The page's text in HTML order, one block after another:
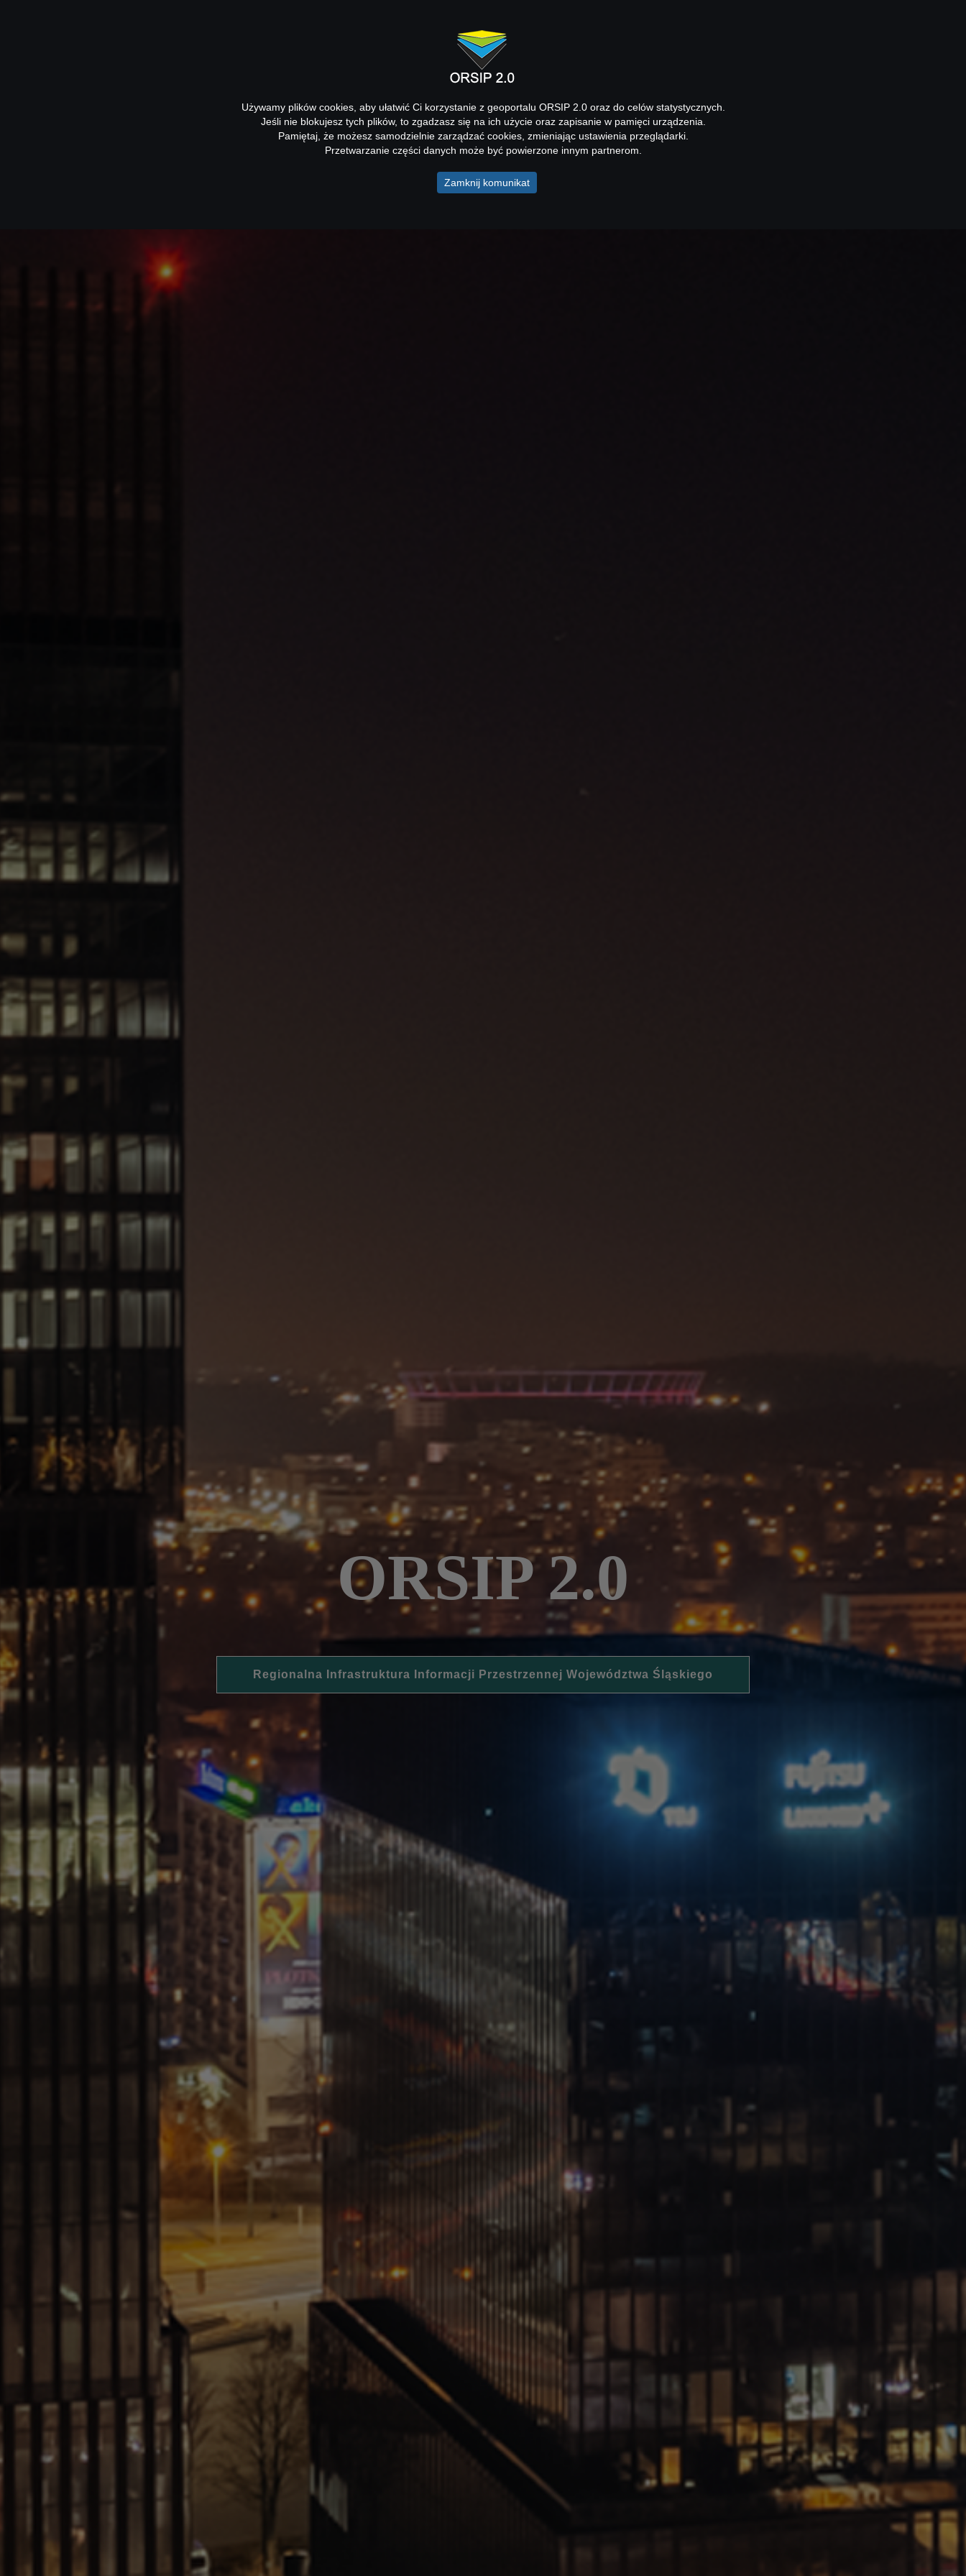
ORSIP 2.0
Regionalna Infrastruktura Informacji Przestrzennej Województwa Śląskiego
Używamy plików cookies, aby ułatwić Ci korzystanie z geoportalu ORSIP 2.0 oraz do celów statystycznych.
Jeśli nie blokujesz tych plików, to zgadzasz się na ich użycie oraz zapisanie w pamięci urządzenia.
Pamiętaj, że możesz samodzielnie zarządzać cookies, zmieniając ustawienia przeglądarki.
Przetwarzanie części danych może być powierzone innym partnerom.
Zamknij komunikat